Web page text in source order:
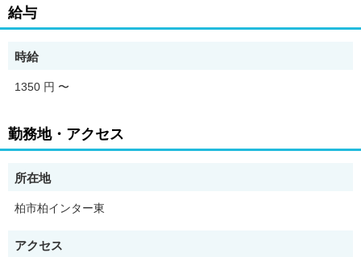
給与
時給
1350 円 〜
勤務地・アクセス
所在地
柏市柏インター東
アクセス